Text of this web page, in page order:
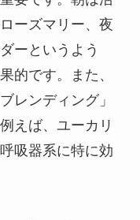
ーズマリー、夜
ーというよう
的です。また、
レンディング」
えば、ユーカリ
吸器系に特に効